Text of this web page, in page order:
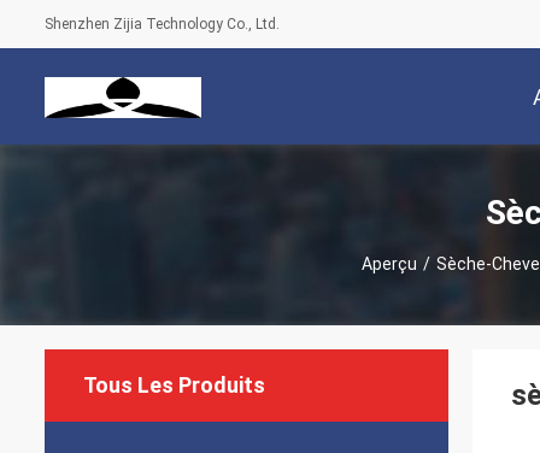
Shenzhen Zijia Technology Co., Ltd.
Aperçu / Sèche-
Tous Les Produits